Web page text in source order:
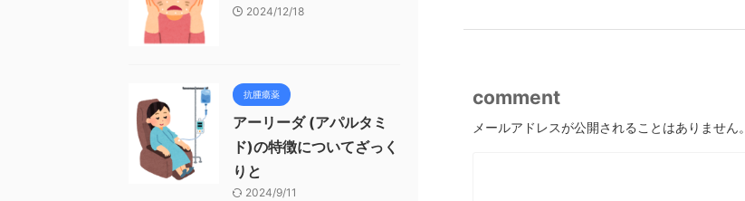
comment
メールアドレスが公開されることはありません。
2024/12/18
抗腫瘍薬
アーリーダ (アパルタミ
ド)の特徴についてざっく
りと
2024/9/11